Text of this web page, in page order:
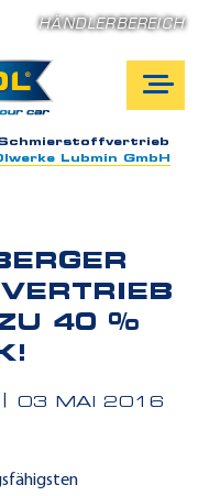
HÄNDLERBEREICH
Lubmin GmbH
40 %
03 MAI 2016